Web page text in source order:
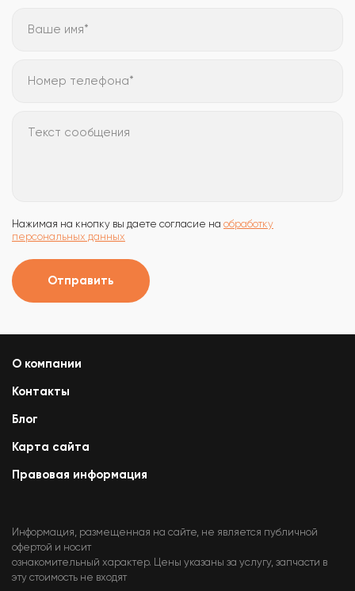
Ваше имя*
Номер телефона*
Текст сообщения
Нажимая на кнопку вы даете согласие на обработку
персональных данных
Отправить
О компании
Контакты
Блог
Карта сайта
Правовая информация
Информация, размещенная на сайте, не является публичной
офертой и носит
ознакомительный характер. Цены указаны за услугу, запчасти в
эту стоимость не входят